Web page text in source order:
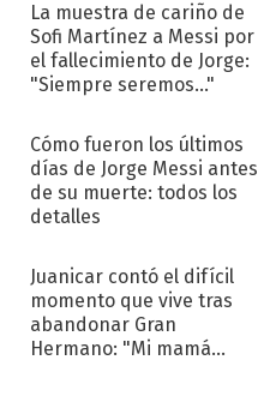
La muestra de cariño de
Sofi Martínez a Messi por
el fallecimiento de Jorge:
"Siempre seremos..."
Cómo fueron los últimos
días de Jorge Messi antes
de su muerte: todos los
detalles
Juanicar contó el difícil
momento que vive tras
abandonar Gran
Hermano: "Mi mamá